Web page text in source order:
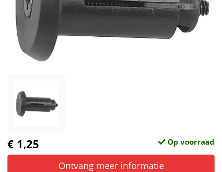
€ 1,25 Op voorraad
Ontvang meer informatie